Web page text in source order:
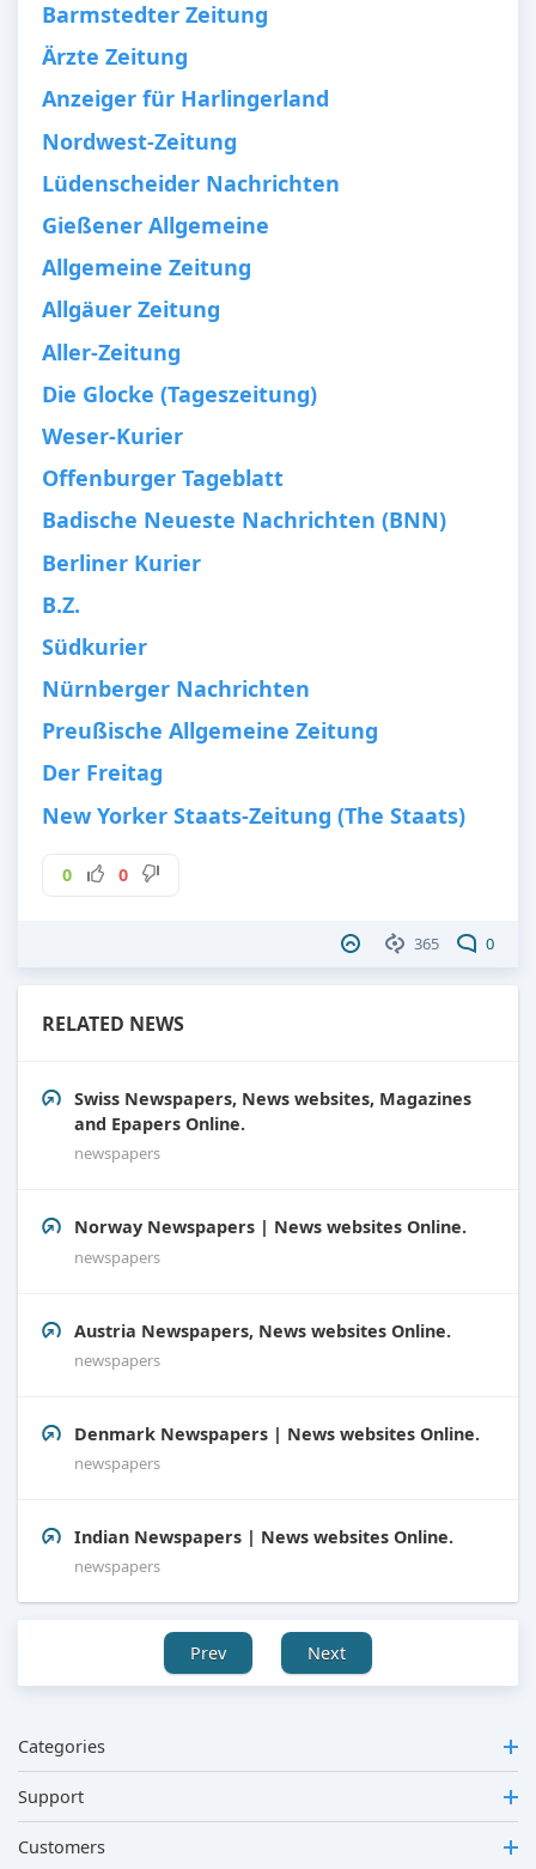
Barmstedter Zeitung
Ärzte Zeitung
Anzeiger für Harlingerland
Nordwest-Zeitung
Lüdenscheider Nachrichten
Gießener Allgemeine
Allgemeine Zeitung
Allgäuer Zeitung
Aller-Zeitung
Die Glocke (Tageszeitung)
Weser-Kurier
Offenburger Tageblatt
Badische Neueste Nachrichten (BNN)
Berliner Kurier
B.Z.
Südkurier
Nürnberger Nachrichten
Preußische Allgemeine Zeitung
Der Freitag
New Yorker Staats-Zeitung (The Staats)
0 0
365 0
RELATED NEWS
Swiss Newspapers, News websites, Magazines
and Epapers Online.
newspapers
Norway Newspapers | News websites Online.
newspapers
Austria Newspapers, News websites Online.
newspapers
Denmark Newspapers | News websites Online.
newspapers
Indian Newspapers | News websites Online.
newspapers
Prev Next
Categories
Support
Customers